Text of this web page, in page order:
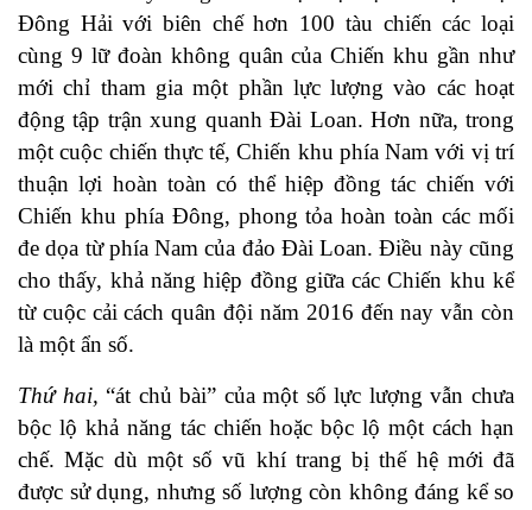
Đông Hải với biên chế hơn 100 tàu chiến các loại
cùng 9 lữ đoàn không quân của Chiến khu gần như
mới chỉ tham gia một phần lực lượng vào các hoạt
động tập trận xung quanh Đài Loan. Hơn nữa, trong
một cuộc chiến thực tế, Chiến khu phía Nam với vị trí
thuận lợi hoàn toàn có thể hiệp đồng tác chiến với
Chiến khu phía Đông, phong tỏa hoàn toàn các mối
đe dọa từ phía Nam của đảo Đài Loan. Điều này cũng
cho thấy, khả năng hiệp đồng giữa các Chiến khu kể
từ cuộc cải cách quân đội năm 2016 đến nay vẫn còn
là một ẩn số.
Thứ hai, “át chủ bài” của một số lực lượng vẫn chưa
bộc lộ khả năng tác chiến hoặc bộc lộ một cách hạn
chế. Mặc dù một số vũ khí trang bị thế hệ mới đã
được sử dụng, nhưng số lượng còn không đáng kể so